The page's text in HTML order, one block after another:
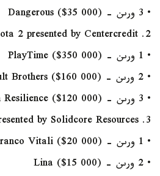
• 3 ورىن - Dangerous ($35 000)
2. MOBA PC Dota 2 presented by Centercredit
• 1 ورىن - PlayTime ($350 000)
• 2 ورىن - Yakult Brothers ($160 000)
• 3 ورىن - Team Resilience ($120 000)
3. Phygital Dancing presented by Solidcore Resources
• 1 ورىن - Franco Vitali ($20 000)
• 2 ورىن - Lina ($15 000)